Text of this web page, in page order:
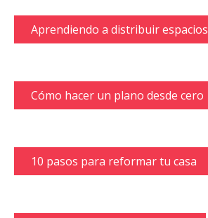
Aprendiendo a distribuir espacios
Cómo hacer un plano desde cero
10 pasos para reformar tu casa